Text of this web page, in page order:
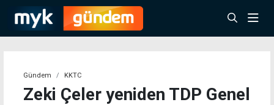
Gündem KKTC
Zeki Çeler yeniden TDP Genel